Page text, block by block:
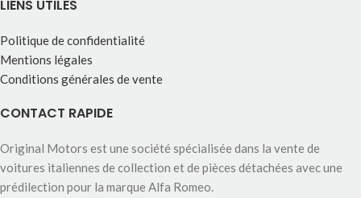
LIENS UTILES
Politique de confidentialité
Mentions légales
Conditions générales de vente
CONTACT RAPIDE
Original Motors est une société spécialisée dans la vente de
voitures italiennes de collection et de pièces détachées avec une
prédilection pour la marque Alfa Romeo.